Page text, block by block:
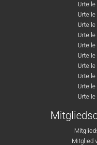
Urteile
Mitglied